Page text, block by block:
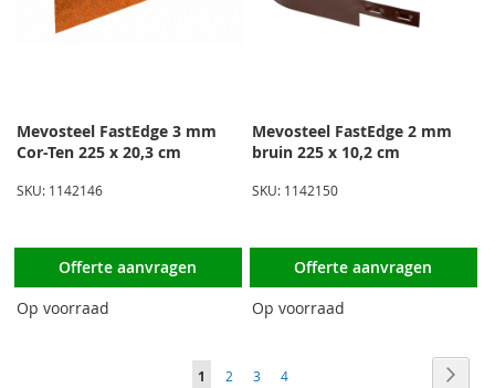
Mevosteel FastEdge 3 mm
Cor-Ten 225 x 20,3 cm
SKU: 1142146
Offerte aanvragen
Op voorraad
Mevosteel FastEdge 2 mm
bruin 225 x 10,2 cm
SKU: 1142150
Offerte aanvragen
Op voorraad
Pagina
U1 Pagina
2 Pagina
3 Pagina
4